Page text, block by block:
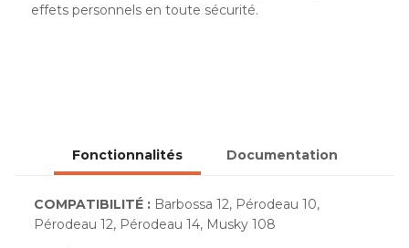
effets personnels en toute sécurité.
Fonctionnalités Documentation
COMPATIBILITÉ : Barbossa 12, Pérodeau 10,
Pérodeau 12, Pérodeau 14, Musky 108